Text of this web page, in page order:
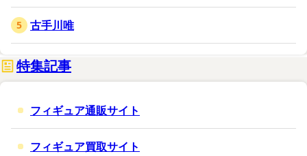
古手川唯
特集記事
フィギュア通販サイト
フィギュア買取サイト